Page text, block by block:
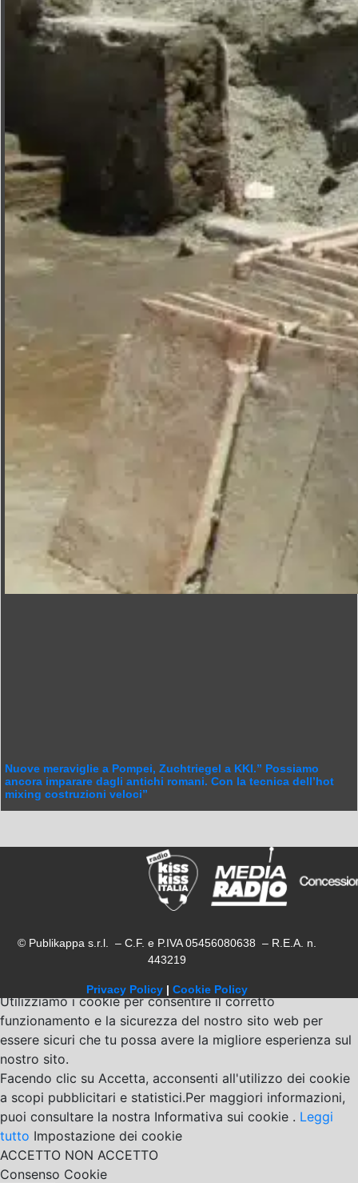
Nuove meraviglie a Pompei, Zuchtriegel a KKI.” Possiamo
ancora imparare dagli antichi romani. Con la tecnica dell’hot
mixing costruzioni veloci”
© Publikappa s.r.l. – C.F. e P.IVA 05456080638 – R.E.A. n.
443219
Privacy Policy | Cookie Policy
Utilizziamo i cookie per consentire il corretto
funzionamento e la sicurezza del nostro sito web per
essere sicuri che tu possa avere la migliore esperienza sul
nostro sito.
Facendo clic su Accetta, acconsenti all'utilizzo dei cookie
a scopi pubblicitari e statistici.Per maggiori informazioni,
puoi consultare la nostra Informativa sui cookie . Leggi
tutto Impostazione dei cookie
ACCETTO NON ACCETTO
Consenso Cookie